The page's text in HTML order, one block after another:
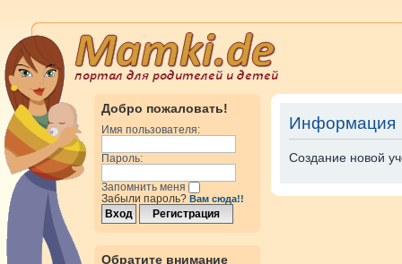
Добро пожаловать!
Имя пользователя:
Пароль:
Запомнить меня
Забыли пароль? Вам сюда!!
Обратите внимание
Информация
Создание новой